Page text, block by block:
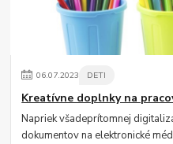
06.07.2023 DETI
Kreatívne doplnky na
Napriek všadeprítomnej
dokumentov na elektronické